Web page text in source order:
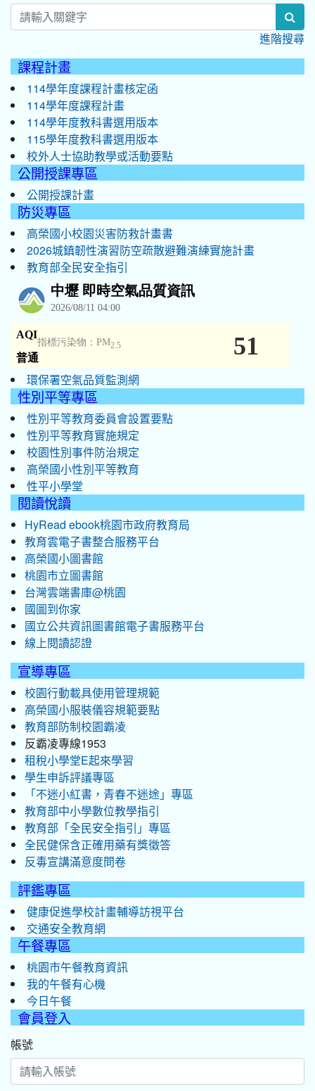
進階搜尋
課程計畫
114學年度課程計畫核定函
114學年度課程計畫
114學年度教科書選用版本
115學年度教科書選用版本
校外人士協助教學或活動要點
公開授課專區
公開授課計畫
防災專區
高榮國小校園災害防救計畫書
2026城鎮韌性演習防空疏散避難演練實施計畫
教育部全民安全指引
環保署空氣品質監測網
性別平等專區
性別平等教育委員會設置要點
性別平等教育實施規定
校園性別事件防治規定
高榮國小性別平等教育
性平小學堂
閱讀悅讀
HyRead ebook桃園市政府教育局
教育雲電子書整合服務平台
高榮國小圖書館
桃園市立圖書館
台灣雲端書庫@桃園
國圖到你家
國立公共資訊圖書館電子書服務平台
線上閱讀認證
宣導專區
校園行動載具使用管理規範
高榮國小服裝儀容規範要點
教育部防制校園霸凌
反霸凌專線1953
租稅小學堂E起來學習
學生申訴評議專區
「不迷小紅書，青春不迷途」專區
教育部中小學數位教學指引
教育部「全民安全指引」專區
全民健保含正確用藥有獎徵答
反毒宣講滿意度問卷
評鑑專區
健康促進學校計畫輔導訪視平台
交通安全教育網
午餐專區
桃園市午餐教育資訊
我的午餐有心機
今日午餐
會員登入
帳號